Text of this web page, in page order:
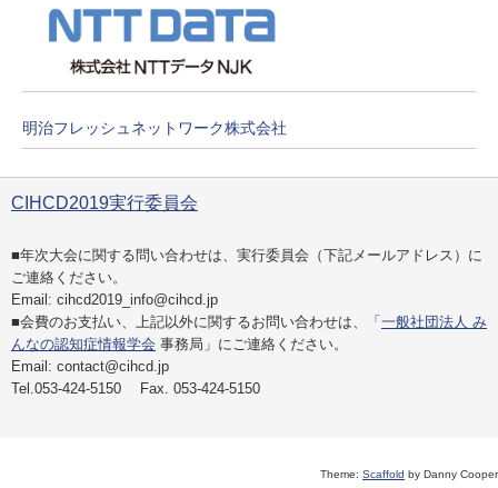
明治フレッシュネットワーク株式会社
CIHCD2019実行委員会
■年次大会に関する問い合わせは、実行委員会（下記メールアドレス）に
ご連絡ください。
Email: cihcd2019_info@cihcd.jp
■会費のお支払い、上記以外に関するお問い合わせは、「 一般社団法人 み
んなの認知症情報学会 事務局」にご連絡ください。
Email: contact@cihcd.jp
Tel.053-424-5150 Fax. 053-424-5150
Theme: Scaffold by Danny Cooper